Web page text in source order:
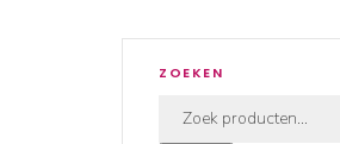
ZOEKEN